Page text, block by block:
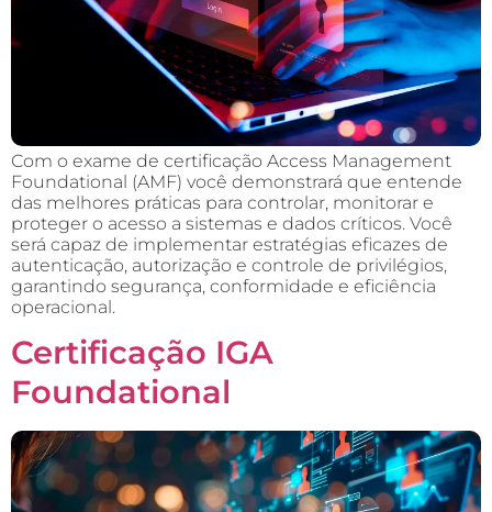
Com o exame de certificação Access Management
Foundational (AMF) você demonstrará que entende
das melhores práticas para controlar, monitorar e
proteger o acesso a sistemas e dados críticos. Você
será capaz de implementar estratégias eficazes de
autenticação, autorização e controle de privilégios,
garantindo segurança, conformidade e eficiência
operacional.
Certificação IGA
Foundational